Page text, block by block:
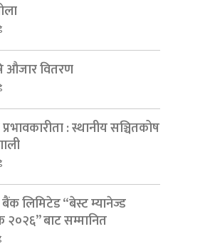
औजार वितरण
: स्थानीय सञ्चितकोष
लिमिटेड “बेस्ट म्यानेज्ड
बाट सम्मानित